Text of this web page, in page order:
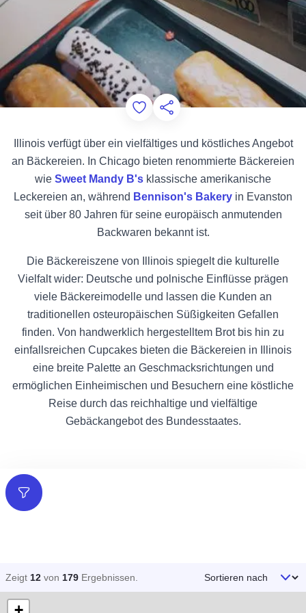
Add to Favorites
Diese Seite teilen
Illinois verfügt über ein vielfältiges und köstliches Angebot
an Bäckereien. In Chicago bieten renommierte Bäckereien
wie Sweet Mandy B's klassische amerikanische
Leckereien an, während Bennison's Bakery in Evanston
seit über 80 Jahren für seine europäisch anmutenden
Backwaren bekannt ist.
Die Bäckereiszene von Illinois spiegelt die kulturelle
Vielfalt wider: Deutsche und polnische Einflüsse prägen
viele Bäckereimodelle und lassen die Kunden an
traditionellen osteuropäischen Süßigkeiten Gefallen
finden. Von handwerklich hergestelltem Brot bis hin zu
einfallsreichen Cupcakes bieten die Bäckereien in Illinois
eine breite Palette an Geschmacksrichtungen und
ermöglichen Einheimischen und Besuchern eine köstliche
Reise durch das reichhaltige und vielfältige
Gebäckangebot des Bundesstaates.
Filter
Zeigt 12 von 179 Ergebnissen Sortieren nach